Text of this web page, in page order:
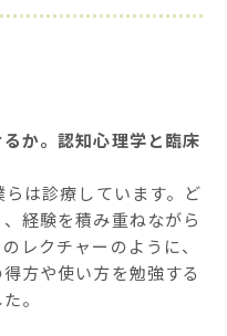
るか。認知心理学と臨床
は診療しています。ど
経験を積み重ねながら
レクチャーのように、
方や使い方を勉強する
。